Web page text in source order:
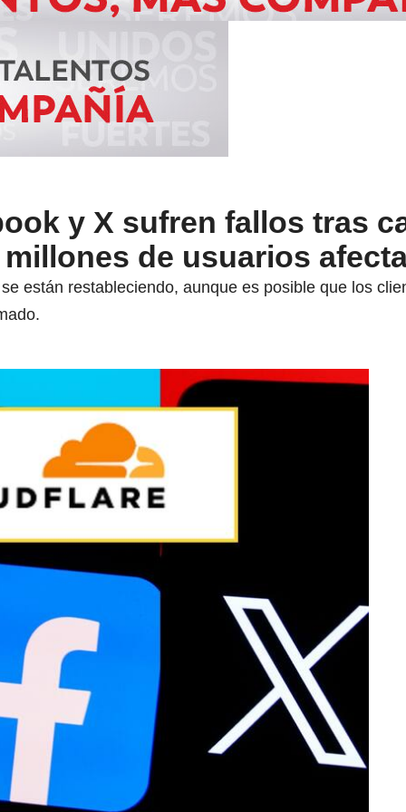
y X sufren fallos tras
de usuarios
están restableciendo, aunque es posible que los